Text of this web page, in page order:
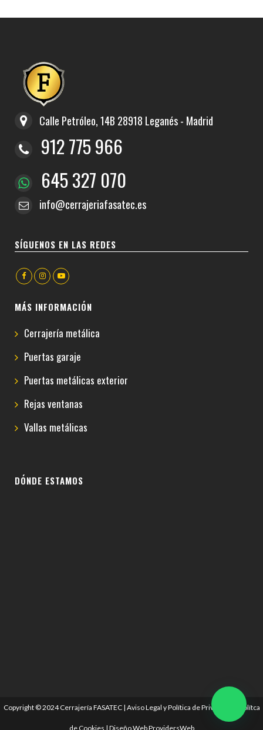
Calle Petróleo, 14B 28918 Leganés - Madrid
912 775 966
645 327 070
info@cerrajeriafasatec.es
SÍGUENOS EN LAS REDES
MÁS INFORMACIÓN
Cerrajería metálica
Puertas garaje
Puertas metálicas exterior
Rejas ventanas
Vallas metálicas
DÓNDE ESTAMOS
Copyright © 2024 Cerrajería FASATEC | Aviso Legal y Política de Privacidad Polítca
de Cookies | Diseño WebProvidersWeb